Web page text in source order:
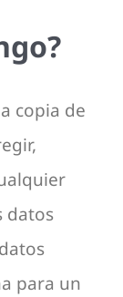
copia de
datos
para un